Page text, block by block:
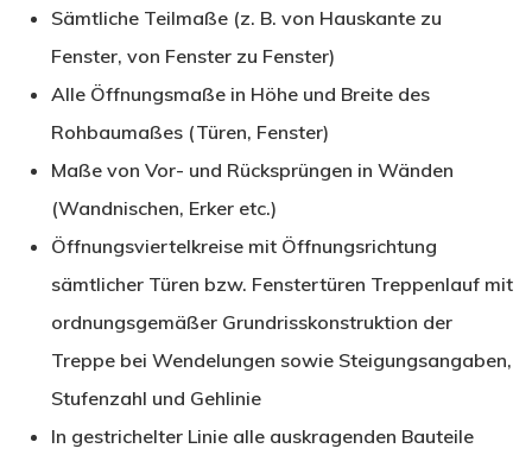
Sämtliche Teilmaße (z. B. von Hauskante zu
Fenster, von Fenster zu Fenster)
Alle Öffnungsmaße in Höhe und Breite des
Rohbaumaßes (Türen, Fenster)
Maße von Vor- und Rücksprüngen in Wänden
(Wandnischen, Erker etc.)
Öffnungsviertelkreise mit Öffnungsrichtung
sämtlicher Türen bzw. Fenstertüren Treppenlauf mit
ordnungsgemäßer Grundrisskonstruktion der
Treppe bei Wendelungen sowie Steigungsangaben,
Stufenzahl und Gehlinie
In gestrichelter Linie alle auskragenden Bauteile